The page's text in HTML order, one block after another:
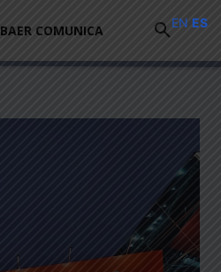
BAER COMUNICA EN ES